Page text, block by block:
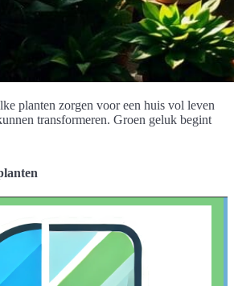
planten zorgen voor een huis vol leven
transformeren. Groen geluk begint